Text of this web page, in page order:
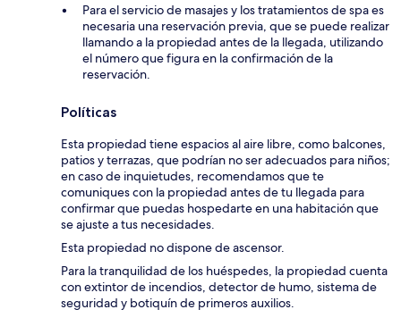
Para el servicio de masajes y los tratamientos de spa es
necesaria una reservación previa, que se puede realizar
llamando a la propiedad antes de la llegada, utilizando
el número que figura en la confirmación de la
reservación.
Políticas
Esta propiedad tiene espacios al aire libre, como balcones,
patios y terrazas, que podrían no ser adecuados para niños;
en caso de inquietudes, recomendamos que te
comuniques con la propiedad antes de tu llegada para
confirmar que puedas hospedarte en una habitación que
se ajuste a tus necesidades.
Esta propiedad no dispone de ascensor.
Para la tranquilidad de los huéspedes, la propiedad cuenta
con extintor de incendios, detector de humo, sistema de
seguridad y botiquín de primeros auxilios.